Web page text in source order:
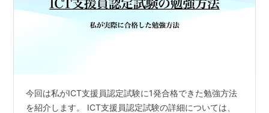
今回は私がICT支援員認定試験に1発合格できた勉強方法
を紹介します。 ICT支援員認定試験の詳細については、